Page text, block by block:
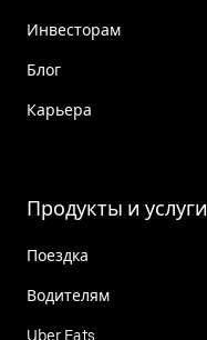
Инвесторам
Блог
Карьера
Продукты и услуги
Поездка
Водителям
Uber Eats